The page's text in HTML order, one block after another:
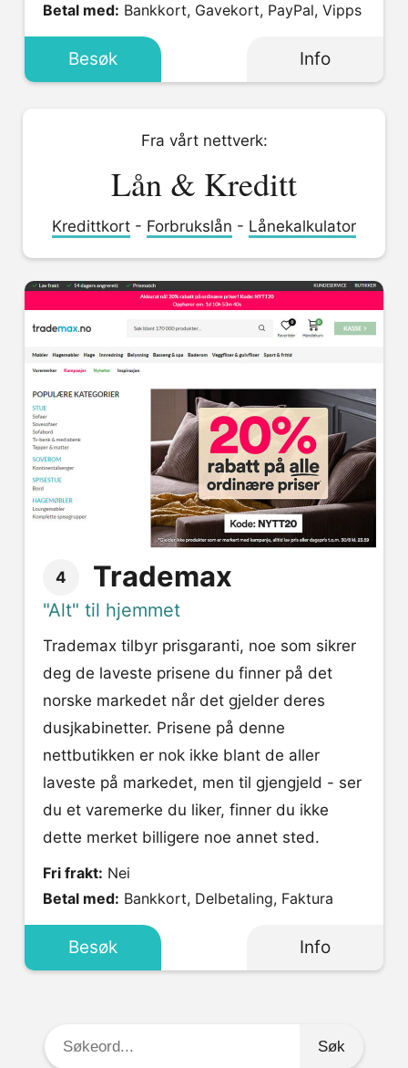
Betal med: Bankkort, Gavekort, PayPal, Vipps
Besøk Info
Fra vårt nettverk:
Lån & Kreditt
Kredittkort - Forbrukslån - Lånekalkulator
4 Trademax
"Alt" til hjemmet
Trademax tilbyr prisgaranti, noe som sikrer
deg de laveste prisene du finner på det
norske markedet når det gjelder deres
dusjkabinetter. Prisene på denne
nettbutikken er nok ikke blant de aller
laveste på markedet, men til gjengjeld - ser
du et varemerke du liker, finner du ikke
dette merket billigere noe annet sted.
Fri frakt: Nei
Betal med: Bankkort, Delbetaling, Faktura
Besøk Info
Søkeord: